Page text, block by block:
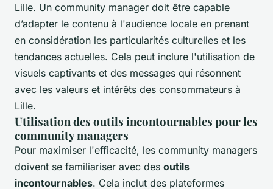
Lille. Un community manager doit être capable
d’adapter le contenu à l'audience locale en prenant
en considération les particularités culturelles et les
tendances actuelles. Cela peut inclure l'utilisation de
visuels captivants et des messages qui résonnent
avec les valeurs et intérêts des consommateurs à
Lille.
Utilisation des outils incontournables pour les
community managers
Pour maximiser l'efficacité, les community managers
doivent se familiariser avec des outils
incontournables. Cela inclut des plateformes